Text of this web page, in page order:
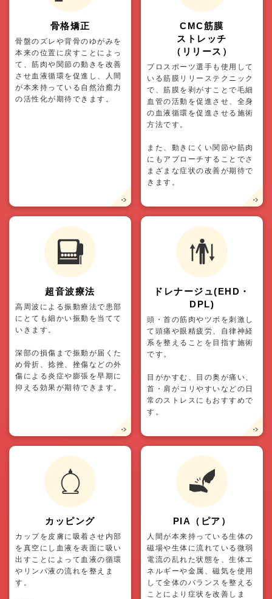
骨格矯正
骨盤のズレや背骨のゆがみを
本来の位置に戻すことによっ
て、筋肉や関節の動きを改善
させ血液循環を促進し、人間
が本来持っている自然治癒力
の活性化が期待できます。
CMC筋膜
ストレッチ
（リリース）
プロスポーツ選手も使用して
いる筋膜リリーステクニック
で、筋膜を剥がすことで毛細
血管の活動を促進させ、全身
の血液循環を促進させる施術
方法です。
また、動きにくい関節や筋肉
にもアプローチすることでさ
まざまな症状の改善が期待で
きます。
超音波療法
高周波による振動療法で患部
にとても細かい振動を当てて
いきます。
深部の損傷まで振動が届くた
め骨折、捻挫、挫傷などの外
傷による炎症や膨張を早期に
抑える効果が期待できます。
ドレナージュ(EHD・
DPL)
頭・首の筋肉やツボを刺激し
て頭痛や眼精疲労、自律神経
系を整えることを目指す施術
です。
目がかすむ、目の奥が痛い、
首・肩がコリやすいなどの日
常のストレスにもおすすめで
す。
カッピング
カップを皮膚に吸着させ内部
を真空にし血液を表面に吸い
出すことによって血液の循環
やリンパ液の流れを整えま
す。
PIA（ピア）
人間が本来持っている生体の
磁場や生体に流れている微弱
電流の乱れた状態を、生体エ
ネルギーや金属、磁気を使用
して全体のバランスを整える
ことにより症状を改善しま